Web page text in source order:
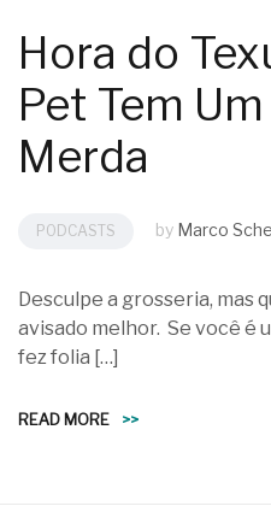
Hora do
Pet Tem
Merda
PODCASTS by Marco
Desculpe a grosseria, mas
avisado melhor. Se você é
fez folia […]
READ MORE >>